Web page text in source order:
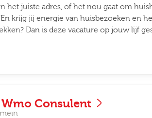
het juiste adres, of het nou gaat om
krijg jij energie van huisbezoeken en
Dan is deze vacature op jouw lijf
Consulent